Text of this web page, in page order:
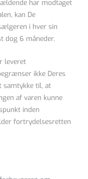
har modtaget
kan De
i hver sin
dog 6 måneder.
leveret
ikke Deres
samtykke til, at
af varen kunne
inden
fortrydelsesretten